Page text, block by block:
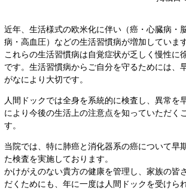
近年、生活様式の欧米化に伴い（癌・心臓病・
病・高血圧）などの生活習慣病が増加しています
これらの生活習慣病は自覚症状が乏しく慢性に
です。生活習慣病からご自分を守るためには、
がなにより大切です。
人間ドックでは全身を系統的に検査し、異常を
により今後の生活上の注意点を知っていただく
す。
当院では、特に肺癌と消化器系の癌について早
た検査を実施しております。
かけがえのない貴方の健康を管理し、家族の皆
だくためにも、年に一度は人間ドックを受けら